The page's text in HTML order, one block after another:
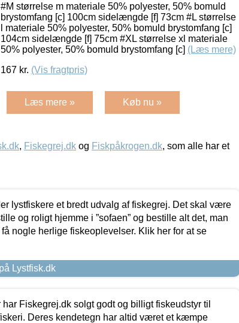
#M størrelse m materiale 50% polyester, 50% bomuld
brystomfang [c] 100cm sidelængde [f] 73cm #L størrelse
l materiale 50% polyester, 50% bomuld brystomfang [c]
104cm sidelængde [f] 75cm #XL størrelse xl materiale
50% polyester, 50% bomuld brystomfang [c] (Læs mere)
167 kr. (Vis fragtpris)
Læs mere » Køb nu »
, Fiskegrej.dk og Fiskpåkrogen.dk, som alle har et
lystfiskere et bredt udvalg af fiskegrej. Det skal være
og roligt hjemme i ”sofaen” og bestille alt det, man
nogle herlige fiskeoplevelser. Klik her for at se
Lystfisk.dk
har Fiskegrej.dk solgt godt og billigt fiskeudstyr til
Deres kendetegn har altid været et kæmpe